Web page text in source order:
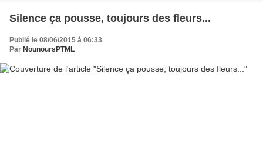
Silence ça pousse, toujours des fleurs...
Publié le 08/06/2015 à 06:33
Par NounoursPTML